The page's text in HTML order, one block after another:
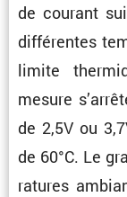
de courant
diffé­rentes
limite
mesure
de 2,5V ou
de 60°C. Le
ra­tures